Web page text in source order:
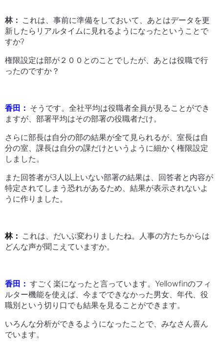
林： これは、事前に準備をしておいて、あとはデータを更
新したらリアルタイムに見れるようになったということで
すか?
権限設定は部が２００とのことでしたが、あとは役職で行
ったのですか？
香田： そうです。全社平均は役職者全員が見ることができ
ますが、部署平均はその部署の役職者だけ。
さらに部長は自分の部の結果が全て見られるが、室長は自
分の室、課長は自分の課だけというように細かく権限設定
しました。
また回答者が3人以上いない部署の結果は、回答者と内容が
特定されてしまう恐れがあるため、結果が表示されないよ
うに作りました。
林： これは、だいぶ変わりましたね。人事の方たちからは
どんな声が聞こえていますか。
香田： すごく楽になったと言っています。Yellowfinのフィ
ルター機能を使えば、今までできなかった男女、年代、役
職別という切り口でも結果を見ることができます。
いろんな分析ができるようになったことで、みなさん喜ん
でいます。